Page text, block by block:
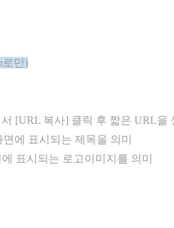
로만)
[URL 복사] 클릭 후 짧은 URL을
에 표시되는 제목을 의미
표시되는 로고이미지를 의미